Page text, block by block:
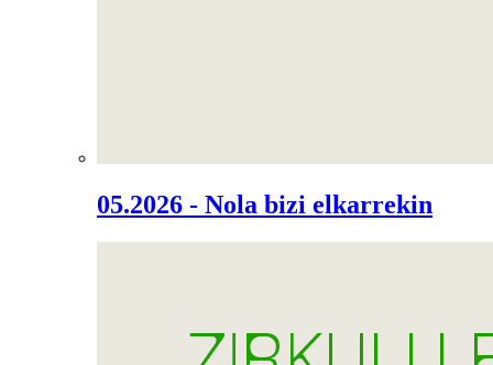
05.2026 - Nola bizi elkarrekin